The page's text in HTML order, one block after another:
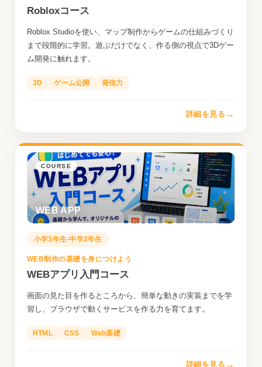
Robloxコース
Roblox Studioを使い、マップ制作からゲームの仕組みづくり
まで段階的に学習。遊ぶだけでなく、作る側の視点で3Dゲー
ム開発に触れます。
3D ゲーム公開 発信力
詳細を見る →
COURSE
WEB APP
小学3年生-中学2年生
WEB制作の基礎を身につけよう
WEBアプリ入門コース
画面の見た目を作るところから、簡単な動きの実装までを学
習し、ブラウザで動くサービスを作る力を育てます。
HTML CSS Web基礎
詳細を見る →